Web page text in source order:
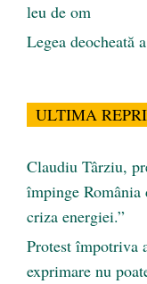
leu de om
Legea deocheată
ULTIMA
Claudiu Târziu,
împinge
criza energiei.”
Protest împotriva
exprimare nu